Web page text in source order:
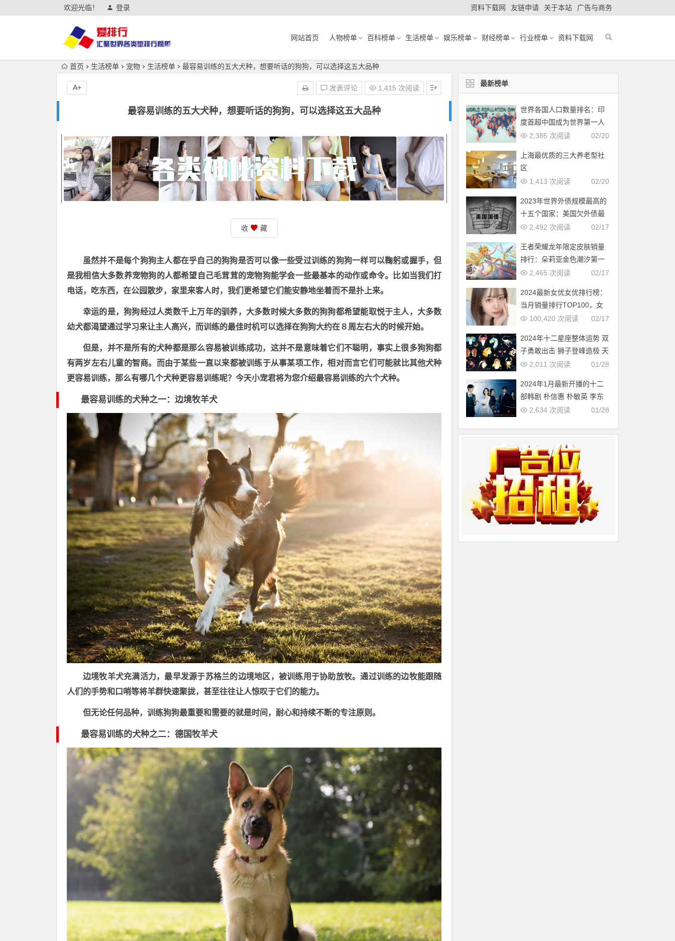
欢迎光临！ 登录 资料下载网 友链申请 关于本站 广告与商务
网站首页 人物榜单 百科榜单 生活榜单 娱乐榜单 财经榜单 行业榜单 资料下载网
首页 生活榜单 宠物 生活榜单 最容易训练的五大犬种，想要听话的狗狗，可以选择这五大品种
最容易训练的五大犬种，想要听话的狗狗，可以选择这五大品种
发表评论 1,415 次阅读
A+
收 藏
虽然并不是每个狗狗主人都在乎自己的狗狗是否可以像一些受过训练的狗狗一样可以鞠躬或握手，但
是我相信大多数养宠物狗的人都希望自己毛茸茸的宠物狗能学会一些最基本的动作或命令。比如当我们打
电话，吃东西，在公园散步，家里来客人时，我们更希望它们能安静地坐着而不是扑上来。
幸运的是，狗狗经过人类数千上万年的驯养，大多数时候大多数的狗狗都希望能取悦于主人，大多数
幼犬都渴望通过学习来让主人高兴，而训练的最佳时机可以选择在狗狗大约在８周左右大的时候开始。
但是，并不是所有的犬种都是那么容易被训练成功，这并不是意味着它们不聪明，事实上很多狗狗都
有两岁左右儿童的智商。而由于某些一直以来都被训练于从事某项工作，相对而言它们可能就比其他犬种
更容易训练，那么有哪几个犬种更容易训练呢？今天小宠君将为您介绍最容易训练的六个犬种。
最容易训练的犬种之一：边境牧羊犬
边境牧羊犬充满活力，最早发源于苏格兰的边境地区，被训练用于协助放牧。通过训练的边牧能跟随
人们的手势和口哨等将羊群快速聚拢，甚至往往让人惊叹于它们的能力。
但无论任何品种，训练狗狗最重要和需要的就是时间，耐心和持续不断的专注原则。
最容易训练的犬种之二：德国牧羊犬
最新榜单
世界各国人口数量排名：印
度首超中国成为世界第一人
口大国
02/20
2,385 次阅读
上海最优质的三大养老型社
区
02/20
1,413 次阅读
2023年世界外债规模最高的
十五个国家：美国欠外债最
多，中国第几？
02/17
2,492 次阅读
王者荣耀龙年限定皮肤销量
排行：朵莉亚金色潮汐第一
02/17
2,465 次阅读
2024最新女优女优排行榜：
当月销量排行TOP100，女
优新人多多（2024年1月，
02/17
100,420 次阅读
2024年十二星座整体运势 双
子勇敢出击 狮子登峰造极 天
蝎适者生存 摩羯脱胎换骨01/28
2,011 次阅读
2024年1月最新开播的十二
部韩剧 朴信惠 朴敏英 李东
旭新剧必追
01/28
2,634 次阅读